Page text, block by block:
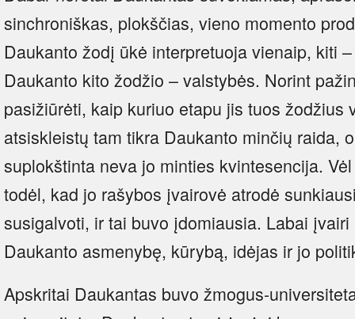
sinchroniškas, plokščias, vieno momento
Daukanto žodį ūkė interpretuoja vienaip, kiti
Daukanto kito žodžio – valstybės. Norint
pasižiūrėti, kaip kuriuo etapu jis tuos žodžius
atsiskleistų tam tikra Daukanto minčių raida,
suplokštinta neva jo minties kvintesencija.
todėl, kad jo rašybos įvairovė atrodė
susigalvoti, ir tai buvo įdomiausia. Labai
Daukanto asmenybę, kūrybą, idėjas ir jo
Apskritai Daukantas buvo žmogus-